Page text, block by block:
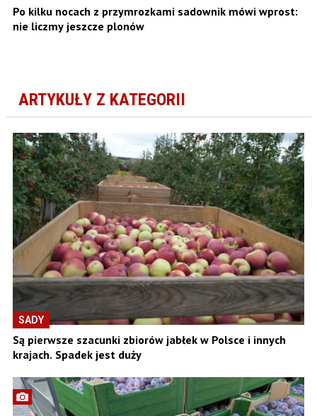
Po kilku nocach z przymrozkami sadownik mówi wprost:
nie liczmy jeszcze plonów
ARTYKUŁY Z KATEGORII
SADY
Są pierwsze szacunki zbiorów jabłek w Polsce i innych
krajach. Spadek jest duży